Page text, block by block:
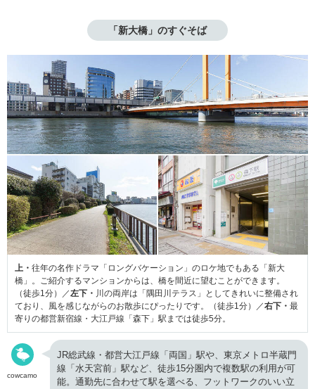
「新大橋」のすぐそば
上・ 往年の名作ドラマ「ロングバケーション」のロケ地でもある「新大
橋」。ご紹介するマンションからは、橋を間近に望むことができます。
（徒歩1分）／左下・ 川の両岸は「隅田川テラス」としてきれいに整備され
ており、風を感じながらのお散歩にぴったりです。（徒歩1分）／右下・ 最
寄りの都営新宿線・大江戸線「森下」駅までは徒歩5分。
cowcamo
JR総武線・都営大江戸線「両国」駅や、東京メトロ半蔵門
線「水天宮前」駅など、徒歩15分圏内で複数駅の利用が可
能。通勤先に合わせて駅を選べる、フットワークのいい立